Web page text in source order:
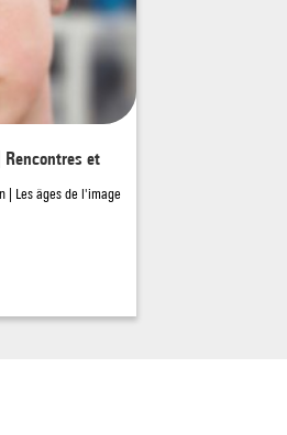
et
| Les âges de l'image